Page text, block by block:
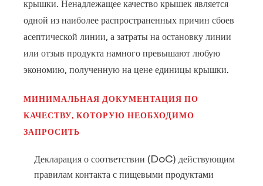
крышки. Ненадлежащее качество крышек является
одной из наиболее распространенных причин сбоев
асептической линии, а затраты на остановку линии
или отзыв продукта намного превышают любую
экономию, полученную на цене единицы крышки.
МИНИМАЛЬНАЯ ДОКУМЕНТАЦИЯ ПО
КАЧЕСТВУ, КОТОРУЮ НЕОБХОДИМО
ЗАПРОСИТЬ
Декларация о соответствии (DoC) действующим
правилам контакта с пищевыми продуктами